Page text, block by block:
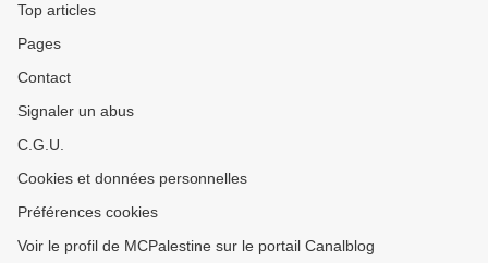
Top articles
Pages
Contact
Signaler un abus
C.G.U.
Cookies et données personnelles
Préférences cookies
Voir le profil de MCPalestine sur le portail Canalblog